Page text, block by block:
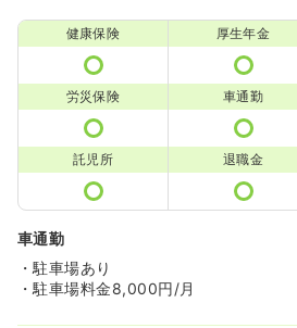
健康保険 厚生年金
労災保険 車通勤
託児所 退職金
車通勤
・駐車場あり
・駐車場料金8,000円/月